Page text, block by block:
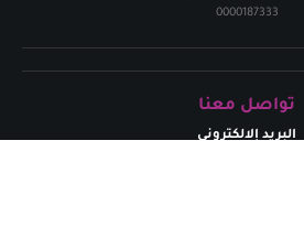
0000187333
تواصل معنا
البريد إلالكتروني